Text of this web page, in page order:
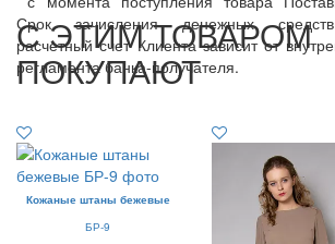
Срок зачисления денежных
расчетный счет Клиента зависит от
регламента банка-получателя.
С ЭТИМ ТОВАРОМ
ПОКУПАЮТ
Кожаные штаны бежевые
БР-9